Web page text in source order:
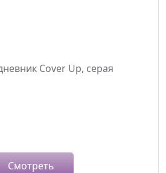
Cover Up, серая
Смотреть